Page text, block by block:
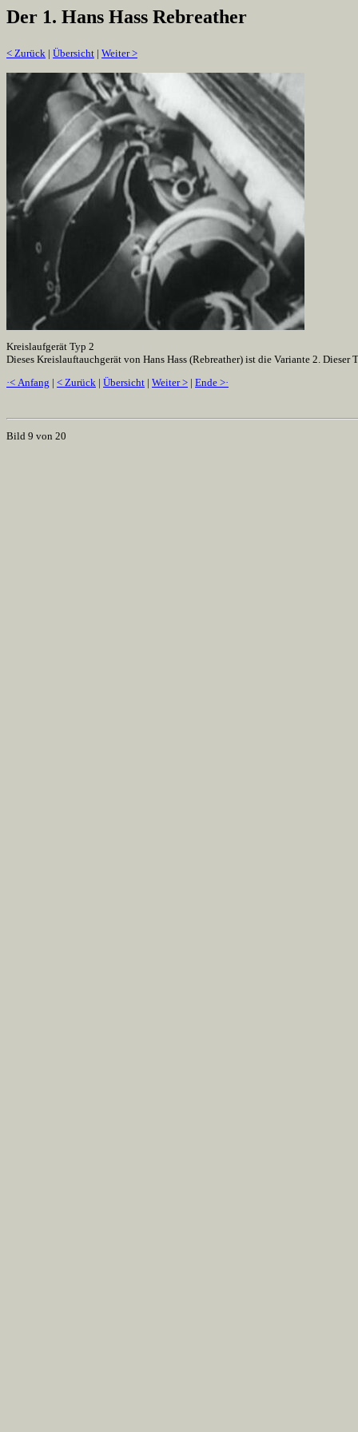
Der 1. Hans Hass Rebreather
< Zurück | Übersicht | Weiter >
Kreislaufgerät Typ 2
Dieses Kreislauftauchgerät von Hans Hass (Rebreather) ist die Variante 2.
·< Anfang | < Zurück | Übersicht | Weiter > | Ende >·
Bild 9 von 20